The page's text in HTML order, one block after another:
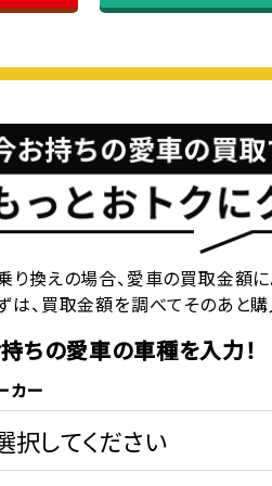
り換えの場合、愛車の買取金額に
は、買取金額を調べてそのあと
ちの愛車の車種を入力！
カー